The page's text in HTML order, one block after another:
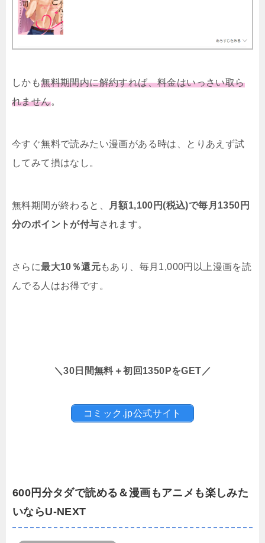
しかも無料期間内に解約すれば、料金はいっさい取ら
れません。
今すぐ無料で読みたい漫画がある時は、とりあえず試
してみて損はなし。
無料期間が終わると、
月額1,100円(税込)で毎月1350円
分のポイントが付与されます。
さらに最大10％還元もあり、毎月1,000円以上漫画を読
んでる人はお得です。
＼30日間無料＋初回1350PをGET／
コミック.jp公式サイト
600円分タダで読める＆漫画もアニメも楽しみた
いならU-NEXT